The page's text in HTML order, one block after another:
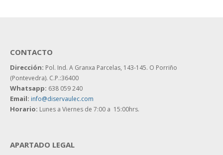
CONTACTO
Dirección: Pol. Ind. A Granxa Parcelas, 143-145. O Porriño
(Pontevedra). C.P.:36400
Whatsapp: 638 059 240
Email: info@diservaulec.com
Horario: Lunes a Viernes de 7:00 a 15:00hrs.
APARTADO LEGAL